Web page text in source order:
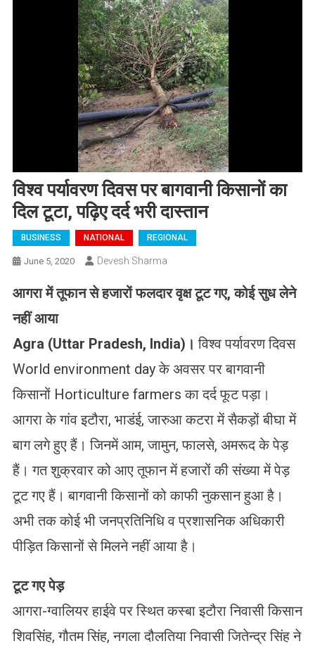
विश्व पर्यावरण दिवस पर बागवानी किसानों का
दिल टूटा, पढ़िए दर्द भरी दास्तान
BUSINESS NATIONAL REGIONAL
June 5, 2020 Devesh Sharma
आगरा में तूफान से हजारों फलदार वृक्ष टूट गए, कोई सुध लेने
नहीं आया
Agra (Uttar Pradesh, India)। विश्व पर्यावरण दिवस
World environment day के अवसर पर बागवानी
किसानों Horticulture farmers का दर्द फूट पड़ा।
आगरा के गांव इटौरा, भाडंई, जारुआ कटरा में सैकड़ों बीघा में
बाग लगे हुए हैं। जिनमें आम, जामुन, फालसे, अमरूद के पेड़
हैं। गत शुक्रवार को आए तूफान में हजारों की संख्या में पेड़
टूट गए हैं। बागवानी किसानों को काफी नुकसान हुआ है।
अभी तक कोई भी जनप्रतिनिधि व प्रशासनिक अधिकारी
पीड़ित किसानों से मिलने नहीं आया है।
टूट गए पेड़
आगरा-ग्वालियर हाईवे पर स्थित कस्बा इटौरा निवासी किसान
शिवसिंह, गौतम सिंह, नगला दौलतिया निवासी जितेन्द्र सिंह ने